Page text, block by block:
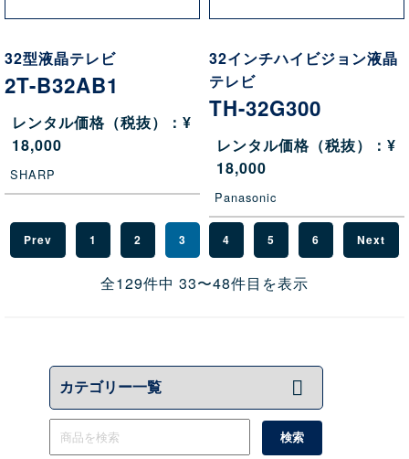
32型液晶テレビ
2T-B32AB1
レンタル価格（税抜）：¥
18,000
SHARP
32インチハイビジョン液晶
テレビ
TH-32G300
レンタル価格（税抜）：¥
18,000
Panasonic
Prev 1 2 3 4 5 6 Next
全129件中 33〜48件目を表示